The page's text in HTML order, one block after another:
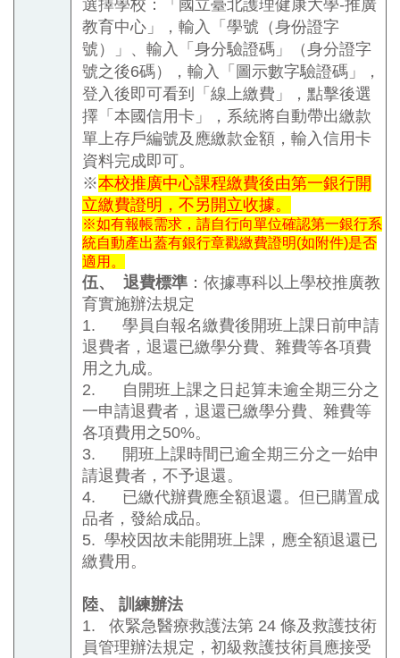
選擇學校：「國立臺北護理健康大學-推廣
教育中心」，輸入「學號（身份證字
號）」、輸入「身分驗證碼」（身分證字
號之後6碼），輸入「圖示數字驗證碼」，
登入後即可看到「線上繳費」，點擊後選
擇「本國信用卡」，系統將自動帶出繳款
單上存戶編號及應繳款金額，輸入信用卡
資料完成即可。
※本校推廣中心課程繳費後由第一銀行開
立繳費證明，不另開立收據。
※如有報帳需求，請自行向單位確認第一銀行系
統自動產出蓋有銀行章戳繳費證明(如附件)是否
適用。
伍、 退費標準 ：依據專科以上學校推廣教
育實施辦法規定
1.
學員自報名繳費後開班上課日前申請
退費者，退還已繳學分費、雜費等各項費
用之九成。
2.
自開班上課之日起算未逾全期三分之
一申請退費者，退還已繳學分費、雜費等
各項費用之 50%。
3.
開班上課時間已逾全期三分之一始申
請退費者，不予退還。
4.
已繳代辦費應全額退還。但已購置成
品者，發給成品。
5. 學校因故未能開班上課，應全額退還已
繳費用。
陸、
訓練辦法
1.
依緊急醫療救護法第 24 條及救護技術
員管理辦法規定，初級救護技術員應接受